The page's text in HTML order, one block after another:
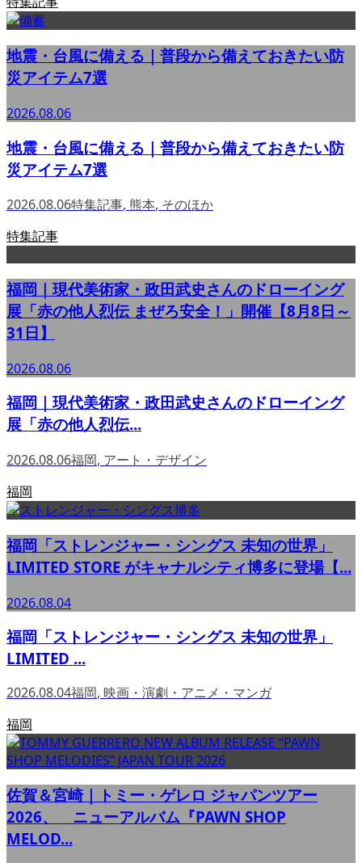
地震・台風に備える｜普段から備えておきたい防
災アイテム7選
2026.08.06
地震・台風に備える｜普段から備えておきたい防
災アイテム7選
2026.08.06特集記事, 熊本, そのほか
特集記事
福岡｜現代美術家・政田武史さんのドローイング
展「赤の他人烈伝 まぜろ安全！」開催【8月8日～
31日】
2026.08.06
福岡｜現代美術家・政田武史さんのドローイング
展「赤の他人烈伝...
2026.08.06福岡, アート・デザイン
福岡
福岡「ストレンジャー・シングス 未知の世界」
LIMITED STORE がキャナルシティ博多に登場【...
2026.08.04
福岡「ストレンジャー・シングス 未知の世界」
LIMITED ...
2026.08.04福岡, 映画・演劇・アニメ・マンガ
福岡
佐賀＆宮崎｜トミー・ゲレロ ジャパンツアー
2026、 ニューアルバム『PAWN SHOP
MELOD...